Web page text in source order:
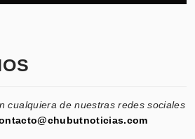
cualquiera de nuestras redes sociales